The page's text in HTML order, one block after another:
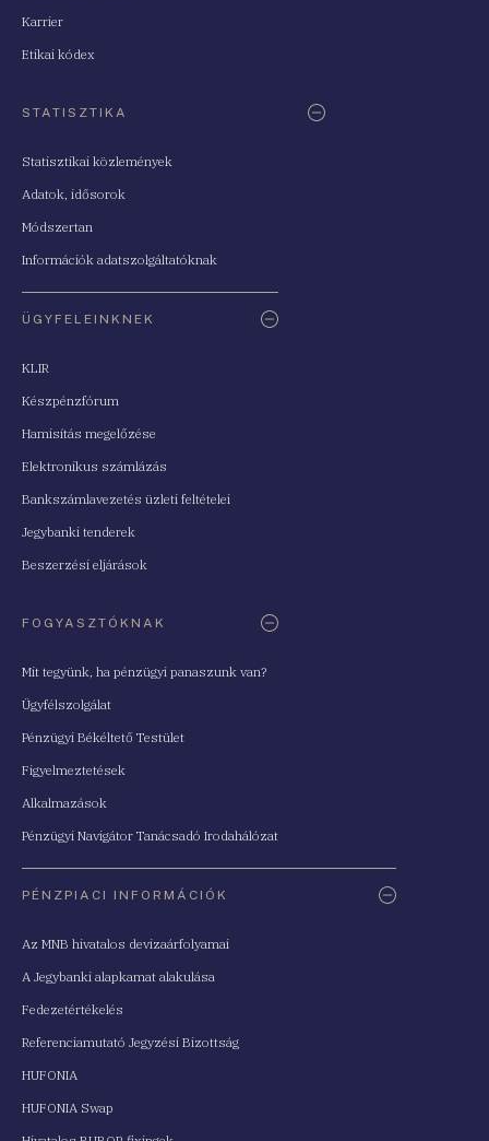
Karrier
Etikai kódex
STATISZTIKA
Statisztikai közlemények
Adatok, idősorok
Módszertan
Információk adatszolgáltatóknak
ÜGYFELEINKNEK
KLIR
Készpénzfórum
Hamisítás megelőzése
Elektronikus számlázás
Bankszámlavezetés üzleti feltételei
Jegybanki tenderek
Beszerzési eljárások
FOGYASZTÓKNAK
Mit tegyünk, ha pénzügyi panaszunk van?
Ügyfélszolgálat
Pénzügyi Békéltető Testület
Figyelmeztetések
Alkalmazások
Pénzügyi Navigátor Tanácsadó Irodahálózat
PÉNZPIACI INFORMÁCIÓK
Az MNB hivatalos devizaárfolyamai
A Jegybanki alapkamat alakulása
Fedezetértékelés
Referenciamutató Jegyzési Bizottság
HUFONIA
HUFONIA Swap